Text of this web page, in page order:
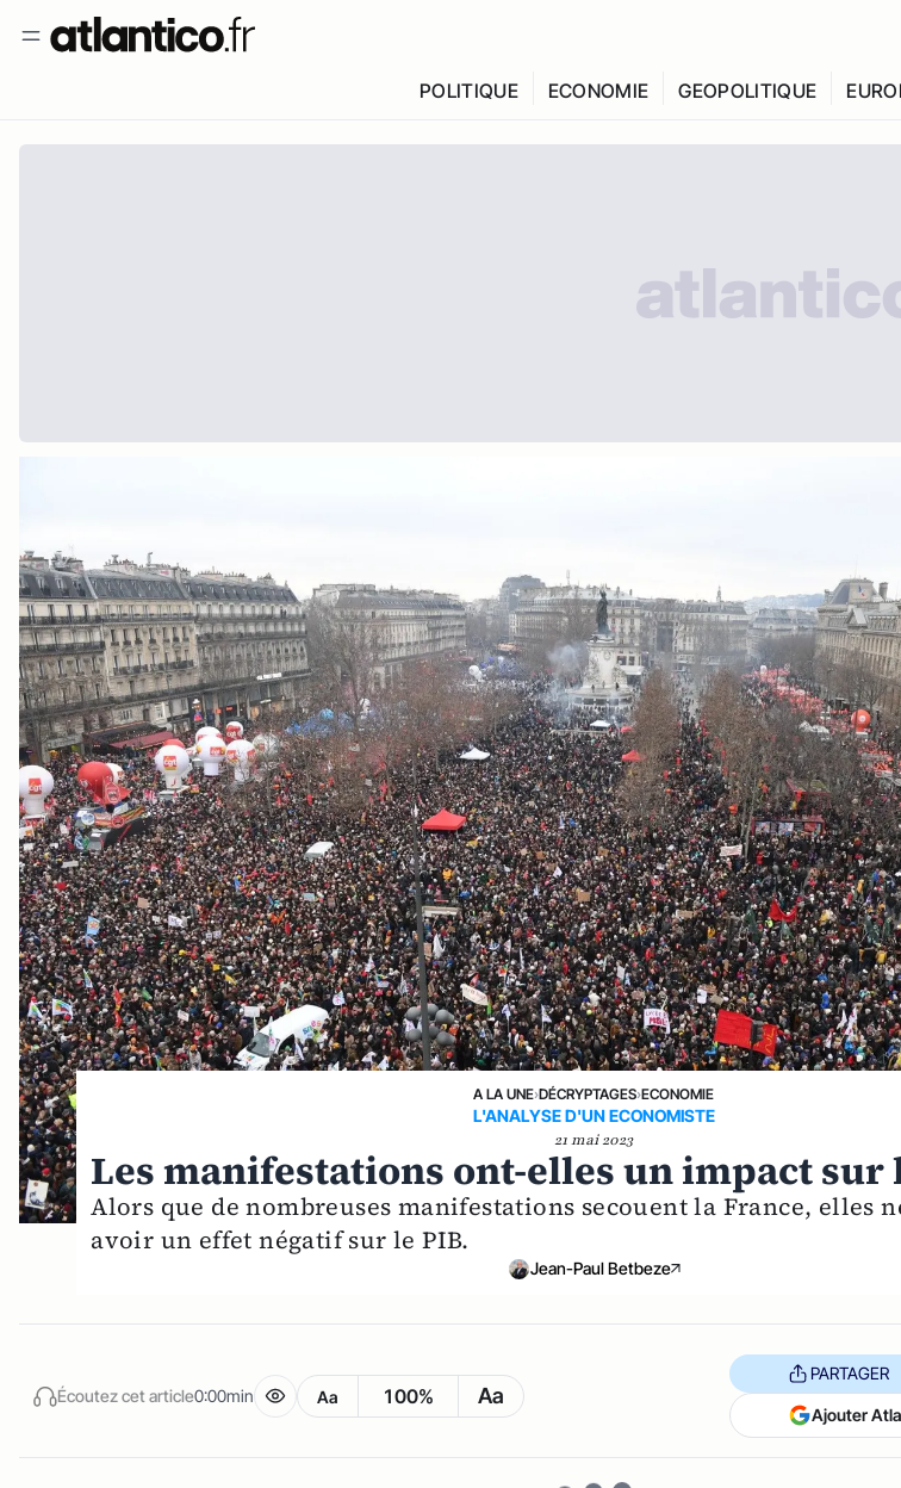
POLITIQUE ECONOMIE GEOPOLITIQUE
A LA UNE›DÉCRYPTAGES›ECONOMIE
L'ANALYSE D'UN ECONOMISTE
21 mai 2023
Les manifestations ont-elles un impact sur
Alors que de nombreuses manifestations secouent la France, elles
avoir un effet négatif sur le PIB.
Jean-Paul Betbeze
Écoutez cet article0:00min Aa 100% Aa
PARTAGER
Ajouter